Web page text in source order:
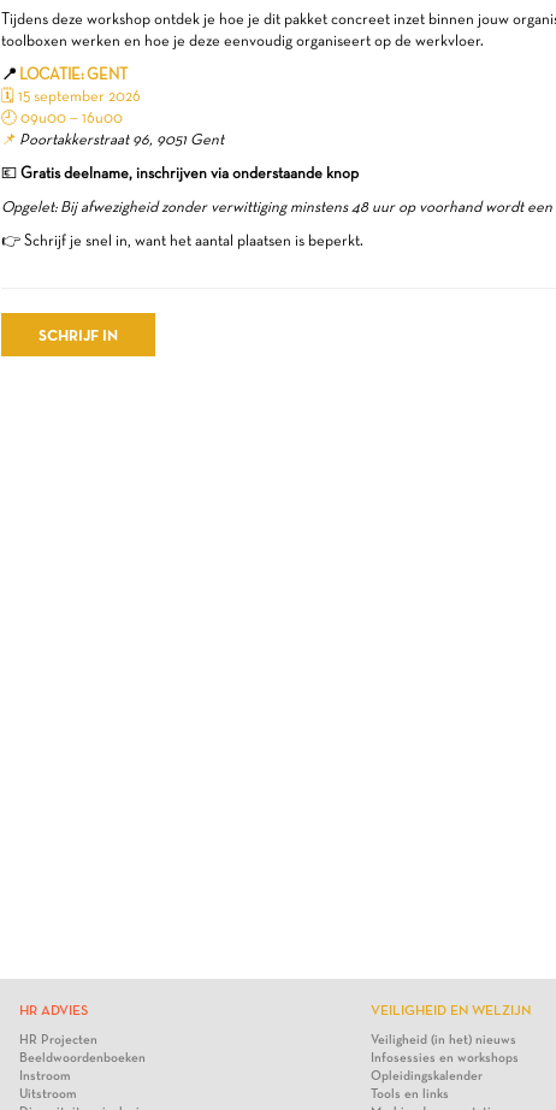
Tijdens deze workshop ontdek je hoe je dit pakket concreet inzet binnen jouw
toolboxen werken en hoe je deze eenvoudig organiseert op de werkvloer.
📍 LOCATIE:GENT
🗓️ 15 september 2026
🕘 09u00 – 16u00
📌 Poortakkerstraat 96, 9051 Gent
💶 Gratis deelname, inschrijven via onderstaande knop
Opgelet: Bij afwezigheid zonder verwittiging minstens 48 uur op voorhand wordt
👉 Schrijf je snel in, want het aantal plaatsen is beperkt.
SCHRIJF IN
HR ADVIES
HR Projecten
Beeldwoordenboeken
Instroom
Uitstroom
VEILIGHEID EN WELZIJN
Veiligheid (in het) nieuws
Infosessies en workshops
Opleidingskalender
Tools en links